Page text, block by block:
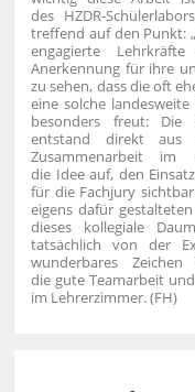
des HZDR-
treffend auf den Punkt:
engagierte
Anerkennung für ihre
zu sehen, dass die oft
eine solche
besonders freut: Die
entstand direkt aus
Zusammenarbeit im
die Idee auf, den
für die Fachjury
eigens dafür
dieses kollegiale
tatsächlich von der
wunderbares
die gute Teamarbeit
im Lehrerzimmer. (FH)